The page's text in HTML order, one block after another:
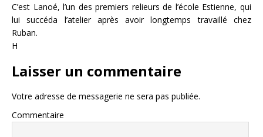
C’est Lanoé, l’un des premiers relieurs de l’école Estienne, qui
lui succéda l’atelier après avoir longtemps travaillé chez
Ruban.
H
Laisser un commentaire
Votre adresse de messagerie ne sera pas publiée.
Commentaire